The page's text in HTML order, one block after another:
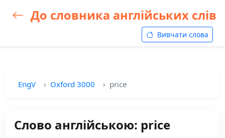
До словника англійських слів
Вивчати слова
EngV Oxford 3000 price
Слово англійською: price